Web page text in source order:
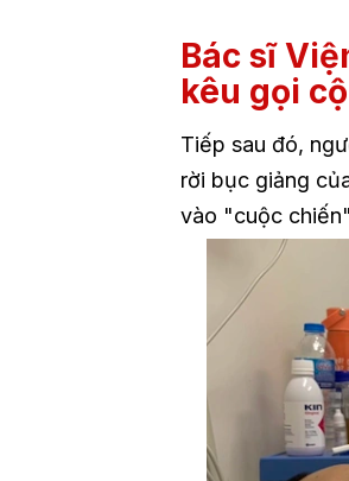
Bác sĩ
kêu gọi
Tiếp sau đó,
rời bục giảng
vào "cuộc